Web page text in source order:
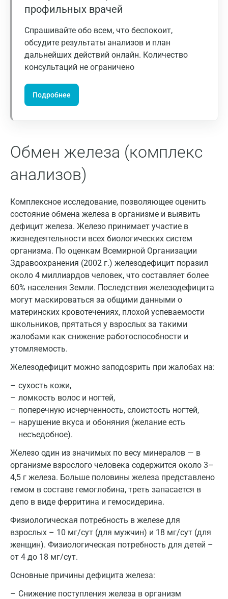
профильных врачей
Спрашивайте обо всем, что беспокоит,
обсудите результаты анализов и план
дальнейших действий онлайн. Количество
консультаций не ограничено
Подробнее
Обмен железа (комплекс
анализов)
Комплексное исследование, позволяющее оценить
состояние обмена железа в организме и выявить
дефицит железа. Железо принимает участие в
жизнедеятельности всех биологических систем
организма. По оценкам Всемирной Организации
Здравоохранения (2002 г.) железодефицит поразил
около 4 миллиардов человек, что составляет более
60% населения Земли. Последствия железодефицита
могут маскироваться за общими данными о
материнских кровотечениях, плохой успеваемости
школьников, прятаться у взрослых за такими
жалобами как снижение работоспособности и
утомляемость.
Железодефицит можно заподозрить при жалобах на:
сухость кожи,
ломкость волос и ногтей,
поперечную исчерченность, слоистость ногтей,
нарушение вкуса и обоняния (желание есть
несъедобное).
Железо один из значимых по весу минералов — в
организме взрослого человека содержится около 3–
4,5 г железа. Больше половины железа представлено
гемом в составе гемоглобина, треть запасается в
депо в виде ферритина и гемосидерина.
Физиологическая потребность в железе для
взрослых – 10 мг/сут (для мужчин) и 18 мг/сут (для
женщин). Физиологическая потребность для детей –
от 4 до 18 мг/сут.
Основные причины дефицита железа:
Снижение поступления железа в организм
Зеленоград
Иваново
Ивантеевка
Ижевск
Йошкар-Ола
Калуга
Коломна
Королев
Кострома
Котельники
Красногорск
Краснодар
Красноярск
Курск
Лабинск
Липецк
Лобня
Люберцы
Мурино
Мурманск
Мытищи
Набережные Челны
Наро-Фоминск